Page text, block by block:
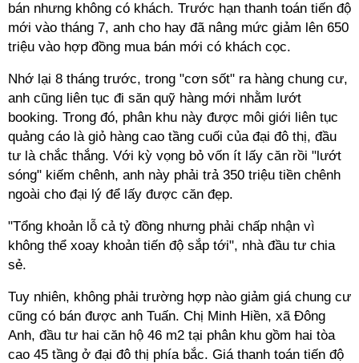
bán nhưng không có khách. Trước hạn thanh toán tiến độ
mới vào tháng 7, anh cho hay đã nâng mức giảm lên 650
triệu vào hợp đồng mua bán mới có khách cọc.
Nhớ lại 8 tháng trước, trong "cơn sốt" ra hàng chung cư,
anh cũng liên tục đi săn quỹ hàng mới nhằm lướt
booking. Trong đó, phân khu này được môi giới liên tục
quảng cáo là giỏ hàng cao tầng cuối của đại đô thị, đầu
tư là chắc thắng. Với kỳ vọng bỏ vốn ít lấy căn rồi "lướt
sóng" kiếm chênh, anh này phải trả 350 triệu tiền chênh
ngoài cho đại lý để lấy được căn đẹp.
"Tổng khoản lỗ cả tỷ đồng nhưng phải chấp nhận vì
không thể xoay khoản tiến độ sắp tới", nhà đầu tư chia
sẻ.
Tuy nhiên, không phải trường hợp nào giảm giá chung cư
cũng có bán được anh Tuấn. Chị Minh Hiền, xã Đông
Anh, đầu tư hai căn hộ 46 m2 tại phân khu gồm hai tòa
cao 45 tầng ở đại đô thị phía bắc. Giá thanh toán tiến độ